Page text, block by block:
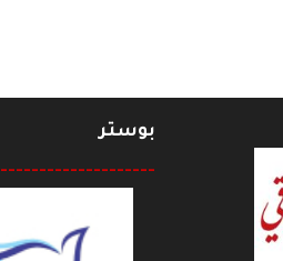
بوستر
--------------------